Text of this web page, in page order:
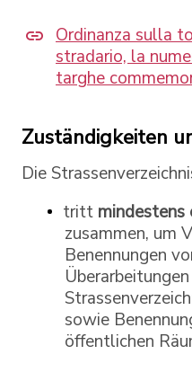
Ordinanza sulla
stradario, la
targhe
Zuständigkeiten
Die
tritt mindestens
zusammen, um
Benennungen
sowie
öffentlichen